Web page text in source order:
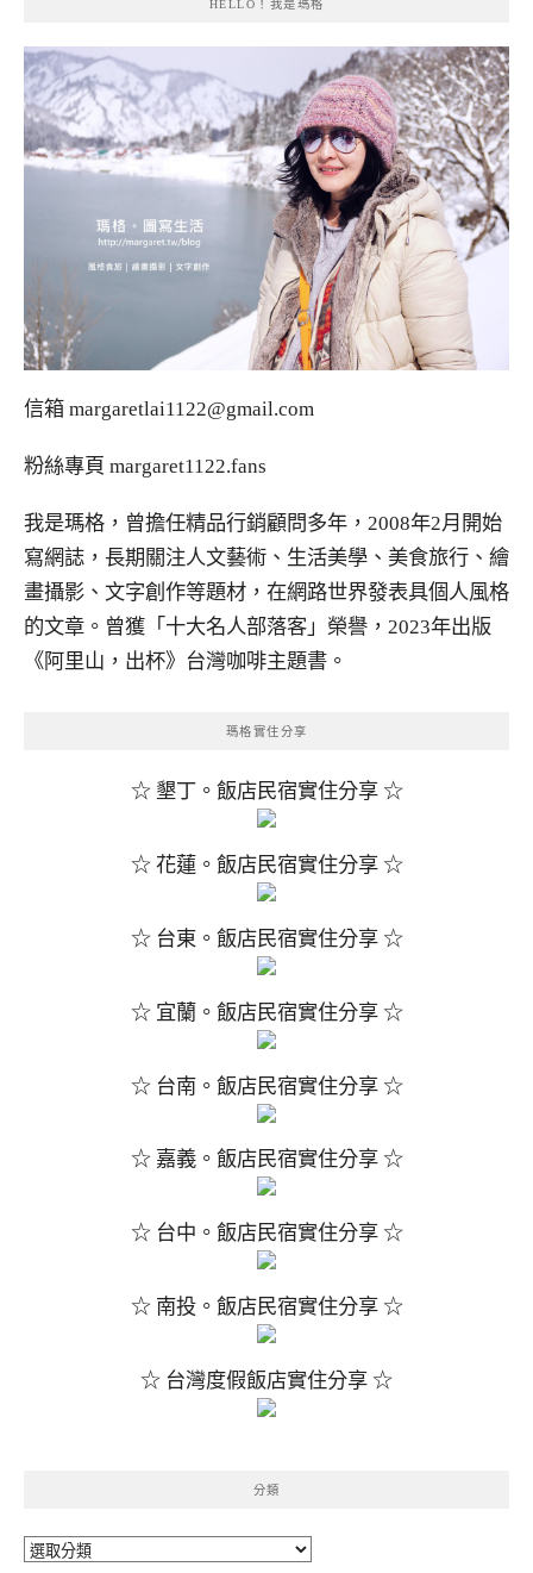
HELLO！我是瑪格
信箱 margaretlai1122@gmail.com
粉絲專頁 margaret1122.fans
我是瑪格，曾擔任精品行銷顧問多年，2008年2月開始
寫網誌，長期關注人文藝術、生活美學、美食旅行、繪
畫攝影、文字創作等題材，在網路世界發表具個人風格
的文章。曾獲「十大名人部落客」榮譽，2023年出版
《阿里山，出杯》台灣咖啡主題書。
瑪格實住分享
☆ 墾丁。飯店民宿實住分享 ☆
☆ 花蓮。飯店民宿實住分享 ☆
☆ 台東。飯店民宿實住分享 ☆
☆ 宜蘭。飯店民宿實住分享 ☆
☆ 台南。飯店民宿實住分享 ☆
☆ 嘉義。飯店民宿實住分享 ☆
☆ 台中。飯店民宿實住分享 ☆
☆ 南投。飯店民宿實住分享 ☆
☆ 台灣度假飯店實住分享 ☆
分類
分